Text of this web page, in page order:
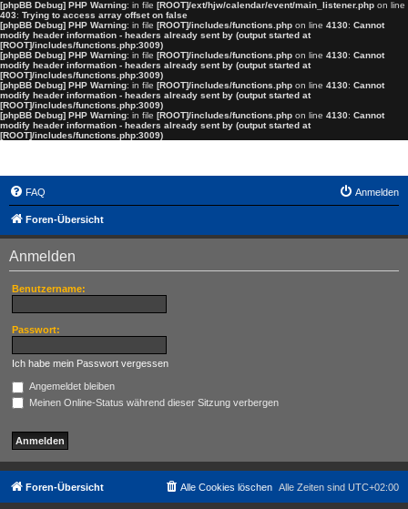
[phpBB Debug] PHP Warning: in file [ROOT]/ext/hjw/calendar/event/main_listener.php on line
403: Trying to access array offset on false
[phpBB Debug] PHP Warning: in file [ROOT]/includes/functions.php on line 4130: Cannot
modify header information - headers already sent by (output started at
[ROOT]/includes/functions.php:3009)
[phpBB Debug] PHP Warning: in file [ROOT]/includes/functions.php on line 4130: Cannot
modify header information - headers already sent by (output started at
[ROOT]/includes/functions.php:3009)
[phpBB Debug] PHP Warning: in file [ROOT]/includes/functions.php on line 4130: Cannot
modify header information - headers already sent by (output started at
[ROOT]/includes/functions.php:3009)
[phpBB Debug] PHP Warning: in file [ROOT]/includes/functions.php on line 4130: Cannot
modify header information - headers already sent by (output started at
[ROOT]/includes/functions.php:3009)
FAQ Anmelden
Foren-Übersicht
Anmelden
Benutzername:
Passwort:
Ich habe mein Passwort vergessen
Angemeldet bleiben
Meinen Online-Status während dieser Sitzung verbergen
Foren-Übersicht Alle Zeiten sind UTC+02:00
Alle Cookies löschen